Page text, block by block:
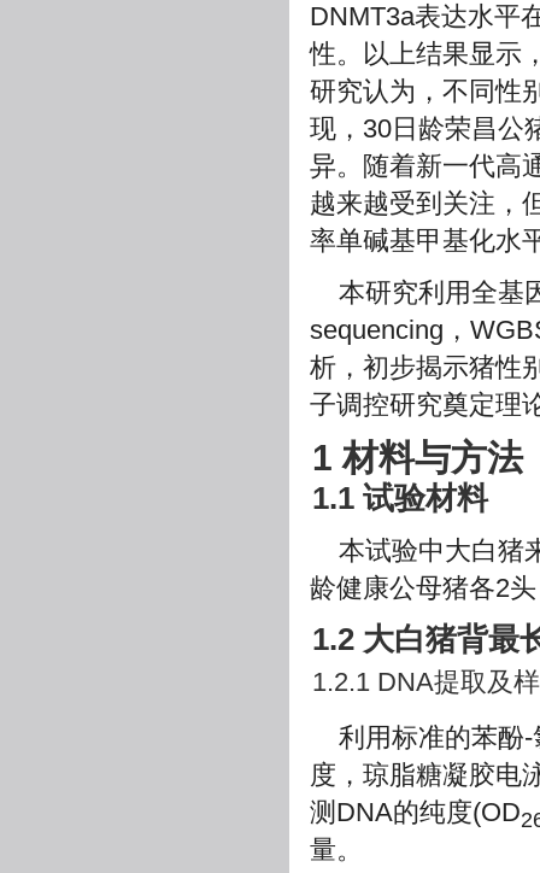
DNMT3a表达水平
性。以上结果显示
研究认为，不同性
现，30日龄荣昌公
异。随着新一代高
越来越受到关注，
率单碱基甲基化水
本研究利用全基
sequencing，
析，初步揭示猪性
子调控研究奠定理
1 材料与方法
1.1 试验材料
本试验中大白猪
龄健康公母猪各2
1.2 大白猪背最
1.2.1 DNA提取及
利用标准的苯酚
度，琼脂糖凝胶电
测DNA的纯度(OD
量。